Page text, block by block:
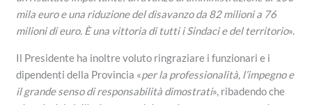
mila euro e una riduzione del disavanzo da 82 milioni a 76
milioni di euro. È una vittoria di tutti i Sindaci e del territorio».
Il Presidente ha inoltre voluto ringraziare i funzionari e i
dipendenti della Provincia «per la professionalità, l’impegno e
il grande senso di responsabilità dimostrati», ribadendo che